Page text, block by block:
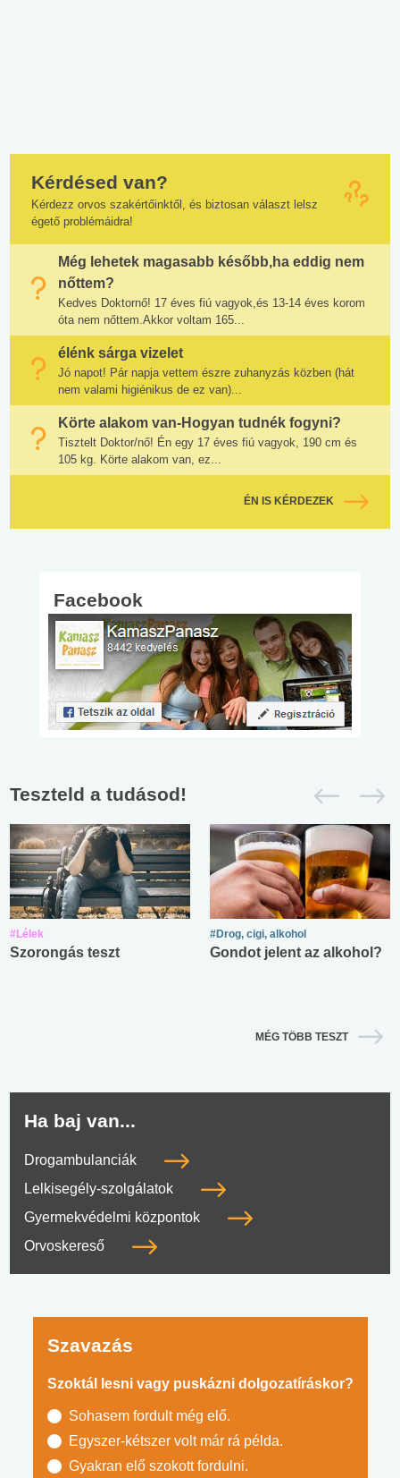
Kérdésed van?
Kérdezz orvos szakértőinktől, és biztosan választ lelsz
égető problémáidra!
Még lehetek magasabb később,ha eddig nem
nőttem?
Kedves Doktornő! 17 éves fiú vagyok,és 13-14 éves korom
óta nem nőttem.Akkor voltam 165...
élénk sárga vizelet
Jó napot! Pár napja vettem észre zuhanyzás közben (hát
nem valami higiénikus de ez van)...
Körte alakom van-Hogyan tudnék fogyni?
Tisztelt Doktor/nő! Én egy 17 éves fiú vagyok, 190 cm és
105 kg. Körte alakom van, ez...
ÉN IS KÉRDEZEK
Facebook
Teszteld a tudásod!
#Lélek
Szorongás teszt
#Drog, cigi, alkohol
Gondot jelent az alkohol?
MÉG TÖBB TESZT
Ha baj van...
Drogambulanciák
Lelkisegély-szolgálatok
Gyermekvédelmi központok
Orvoskereső
Szavazás
Szoktál lesni vagy puskázni dolgozatíráskor?
Sohasem fordult még elő.
Egyszer-kétszer volt már rá példa.
Gyakran elő szokott fordulni.